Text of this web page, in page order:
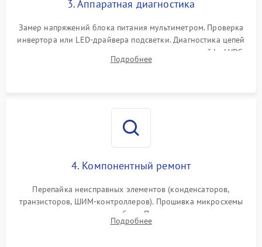
Поломка системы защиты
3. Аппаратная диагностика
Замер напряжений блока питания мультиметром. Проверка
инвертора или LED-драйвера подсветки. Диагностика цепей
питания скалера и тестирование сигналов на шлейфе LVDS
Подробнее
4. Компонентный ремонт
Перепайка неисправных элементов (конденсаторов,
транзисторов, ШИМ-контроллеров). Прошивка микросхемы
памяти при программных сбоях. При поломке подсветки —
разборка матрицы и замена выгоревших светодиодов.
Подробнее